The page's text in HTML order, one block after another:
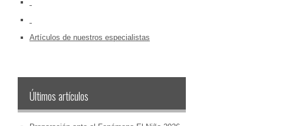
Artículos de nuestros especialistas
Últimos artículos